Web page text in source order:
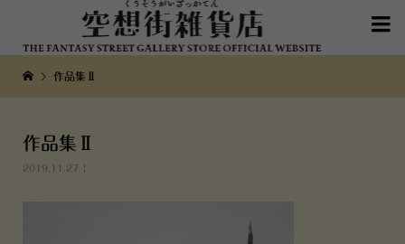

作品集Ⅱ
作品集Ⅱ
2019.11.27